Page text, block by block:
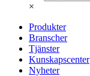
×
Produkter
Branscher
Tjänster
Kunskapscenter
Nyheter